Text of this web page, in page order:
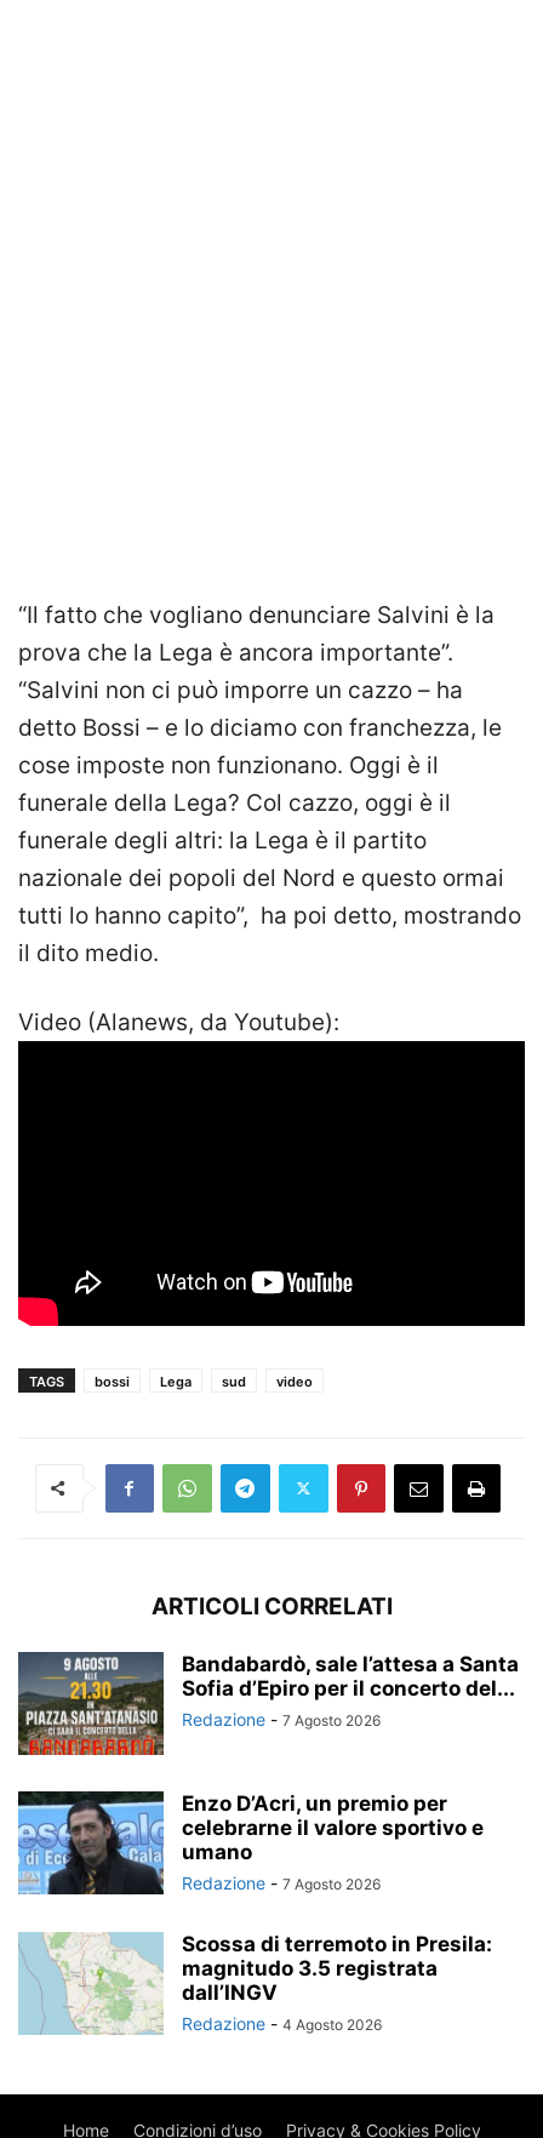
“Il fatto che vogliano denunciare Salvini è la
prova che la Lega è ancora importante”.
“Salvini non ci può imporre un cazzo – ha
detto Bossi – e lo diciamo con franchezza, le
cose imposte non funzionano. Oggi è il
funerale della Lega? Col cazzo, oggi è il
funerale degli altri: la Lega è il partito
nazionale dei popoli del Nord e questo ormai
tutti lo hanno capito”, ha poi detto, mostrando
il dito medio.
Video (Alanews, da Youtube):
TAGS bossi Lega sud video
ARTICOLI CORRELATI
Bandabardò, sale l’attesa a Santa
Sofia d’Epiro per il concerto del...
Redazione - 7 Agosto 2026
Enzo D’Acri, un premio per
celebrarne il valore sportivo e
umano
Redazione - 7 Agosto 2026
Scossa di terremoto in Presila:
magnitudo 3.5 registrata
dall’INGV
Redazione - 4 Agosto 2026
Home Condizioni d’uso Privacy & Cookies Policy